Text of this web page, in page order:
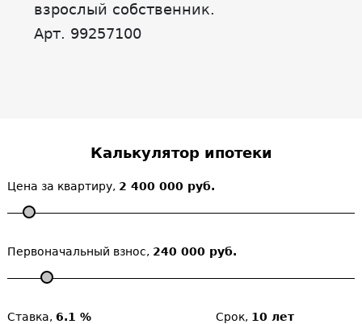
взрослый собственник.
Арт. 99257100
Калькулятор ипотеки
Цена за квартиру, 2 400 000 руб.
Первоначальный взнос, 240 000 руб.
Ставка, 6.1 % Срок, 10 лет